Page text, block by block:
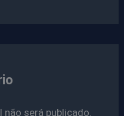
não será publicado.